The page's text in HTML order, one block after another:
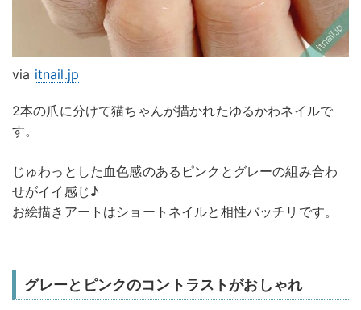
via itnail.jp
2本の爪に分けて猫ちゃんが描かれたゆるかわネイルで
す。
じゅわっとした血色感のあるピンクとグレーの組み合わ
せがイイ感じ♪
お絵描きアートはショートネイルと相性バッチリです。
グレーとピンクのコントラストがおしゃれ